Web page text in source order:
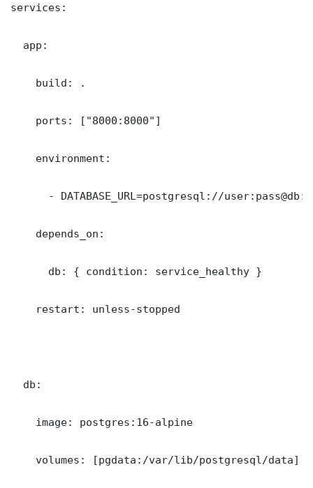
services:
  app:
    build: .
    ports: ["8000:8000"]
    environment:
- DATABASE_URL=postgresql://
    depends_on:
      db: { condition: service_healthy }
    restart: unless-stopped
  db:
    image: postgres:16-alpine
    volumes: [pgdata:/var/lib/postgresql/data]